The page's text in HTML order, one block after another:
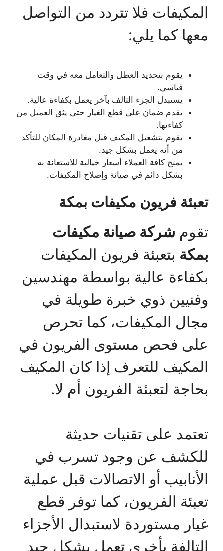
المكيفات فلا تتردد من التواصل
معها كما يلي:
يقوم بتحديد العطل والتعامل معه في وقت
قياسي.
يستبدل الجزء التالف بآخر يعمل بكفاءة عالية.
يقدم ضمان على قطع الغيار حتى يثق العميل من
كفاءتها.
يقوم بتشغيل المكيف قبل مغادرة المكان للتأكد
من أنه يعمل بشكل جيد.
يمنح كافة العملاء أسعار خيالية للاستعانة به
بشكل دائم في صيانة وإصلاح المكيفات.
تعبئة فريون مكيفات بمكة
تقوم شركة صيانة مكيفات
بمكة بتعبئة فريون المكيفات
بكفاءة عالية بواسطة مهندسين
وفنيين ذوي خبرة طويلة في
مجال المكيفات، كما تحرص
على فحص مستوى الفريون في
المكيف للتعرف إذا كان المكيف
بحاجة لتعبئة الفريون أم لا.
تعتمد على تقنيات حديثة
للكشف عن وجود تسرب في
الأنابيب أو الاتصالات قبل عملية
تعبئة الفريون، كما توفر قطع
غيار مستوردة لاستبدال الأجزاء
التالفة بأخرى تعمل بشكل جيد